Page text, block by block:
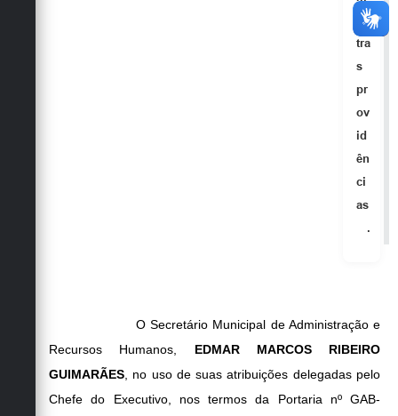
ou
tra
s
pr
ov
id
ên
ci
as
.
O Secretário Municipal de Administração e
Recursos Humanos, EDMAR MARCOS RIBEIRO
GUIMARÃES , no uso de suas atribuições delegadas pelo
Chefe do Executivo, nos termos da Portaria nº GAB-